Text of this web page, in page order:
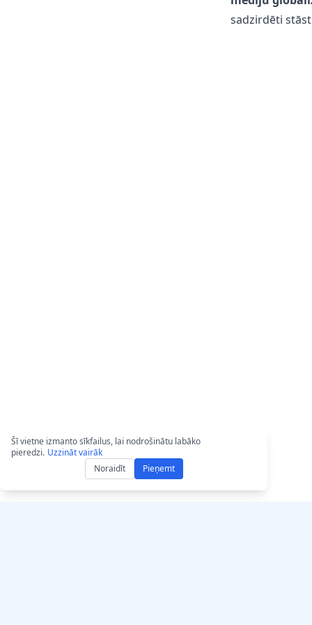
sadzirdēti
Šī vietne izmanto sīkfailus, lai nodrošinātu labāko
pieredzi. Uzzināt vairāk
Noraidīt
Pieņemt